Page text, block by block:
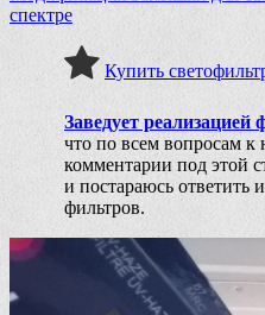
спектре
Купить
Заведует реализацией
что по всем вопросам к
комментарии под этой
и постараюсь ответить
фильтров.